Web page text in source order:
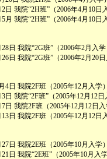
2日 我院“2H班”（2006年4月10
5月 我院“2H班”（2006年4月10
28日 我院“2G班”（2006年2月入
26日 我院“2G班”（2006年2月
4日 我院2F班（2005年12月入
3日 我院“2F班”（2005年12月12
7日 我院2F班（2005年12月12日
13日 我院2F班（2005年12月12
27日 我院2E班（2005年10月入
21日 我院“2E班”（2005年10月